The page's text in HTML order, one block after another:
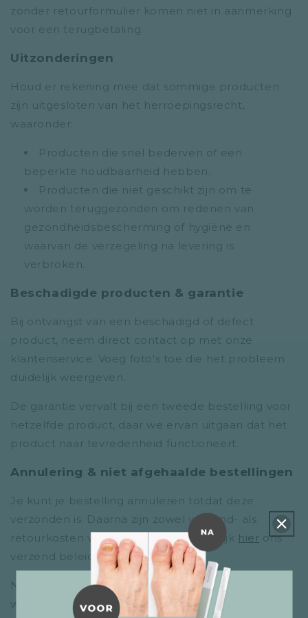
zonder retourformulier komen niet in aanmerking
voor een terugbetaling.
Uitzonderingen
Houd er rekening mee dat sommige producten
zijn uitgesloten van het herroepingsrecht,
waaronder:
Producten die snel bederven of een
beperkte houdbaarheid hebben.
Producten die niet geschikt zijn om te
worden teruggezonden om redenen van
gezondheidsbescherming of hygiëne en
waarvan de verzegeling na levering is
verbroken.
Beschadigde producten & garantie
Bij ontvangst van een beschadigd of defect
product, neem direct contact op met onze
klantenservice. Voeg foto's toe die het probleem
duidelijk weergeven.
De garantie vervalt bij een tweede bestelling voor
hetzelfde product, daar we ervan uitgaan dat het
product naar tevredenheid functioneert.
Annulering & niet afgehaalde bestellingen
Je kunt je bestelling annuleren totdat deze
verzonden is. Daarna zijn zowel verzend- als
retourkosten voor jouw rekening. Bekijk hier ons
verzend beleid.
Niet afgehaalde bestellingen bij het afhaalpunt
worden geretourneerd naar ons magazijn. Hier